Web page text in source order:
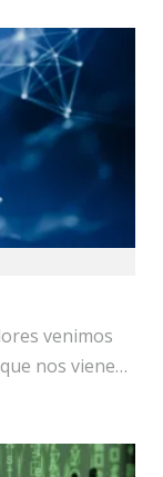
venimos
nos viene…